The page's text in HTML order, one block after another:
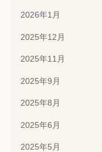
2026年1月
2025年12月
2025年11月
2025年9月
2025年8月
2025年6月
2025年5月